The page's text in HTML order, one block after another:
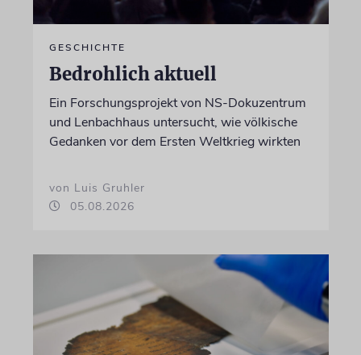
GESCHICHTE
Bedrohlich aktuell
Ein Forschungsprojekt von NS-Dokuzentrum
und Lenbachhaus untersucht, wie völkische
Gedanken vor dem Ersten Weltkrieg wirkten
von Luis Gruhler
05.08.2026